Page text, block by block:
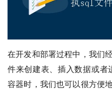
在开发和部署过程中，我们
件来创建表、插入数据或者
容器时，我们也可以很方便